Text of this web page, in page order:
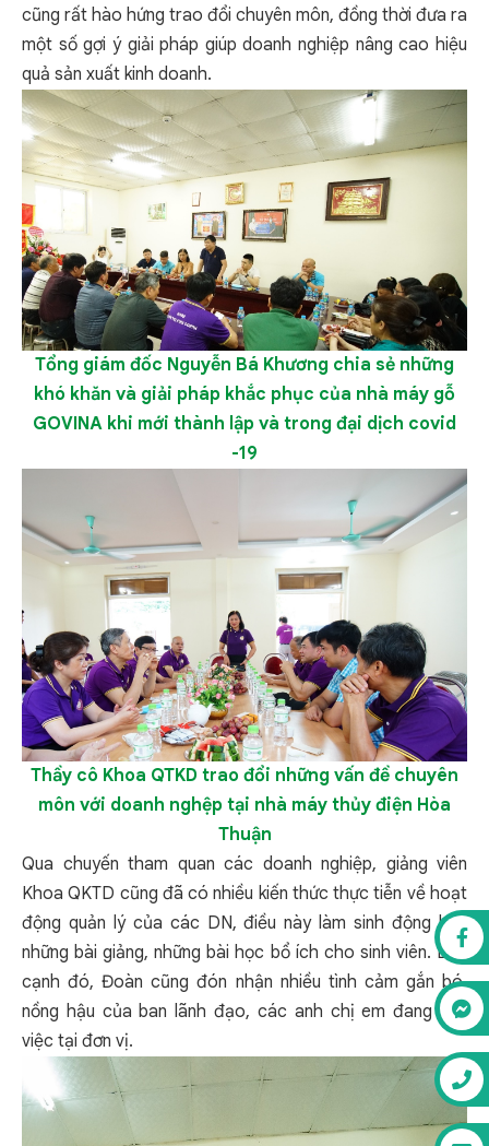
cũng rất hào hứng trao đổi chuyên môn, đồng thời đưa ra
một số gợi ý giải pháp giúp doanh nghiệp nâng cao hiệu
quả sản xuất kinh doanh.
Tổng giám đốc Nguyễn Bá Khương chia sẻ những
khó khăn và giải pháp khắc phục của nhà máy gỗ
GOVINA khi mới thành lập và trong đại dịch covid
-19
Thầy cô Khoa QTKD trao đổi những vấn đề chuyên
môn với doanh nghệp tại nhà máy thủy điện Hòa
Thuận
Qua chuyến tham quan các doanh nghiệp, giảng viên
Khoa QKTD cũng đã có nhiều kiến thức thực tiễn về hoạt
động quản lý của các DN, điều này làm sinh động hơn
những bài giảng, những bài học bổ ích cho sinh viên. Bên
cạnh đó, Đoàn cũng đón nhận nhiều tình cảm gắn bó,
nồng hậu của ban lãnh đạo, các anh chị em đang làm
việc tại đơn vị.